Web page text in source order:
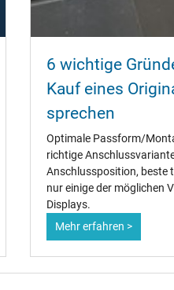
6 wichtige
Kauf eines
sprechen
Optimale Passform/
richtige
Anschlussposition, beste
nur einige der möglichen
Displays.
Mehr erfahren >